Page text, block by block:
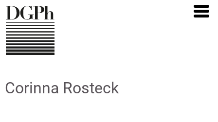
Direkt
zum
Inhalt
Corinna Rosteck